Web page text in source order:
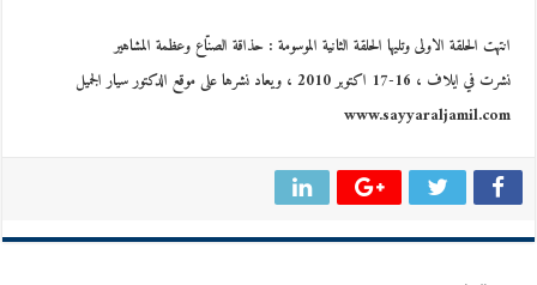
انتهت الحلقة الاولى وتليها الحلقة الثانية الموسومة : حذاقة الصنّاع وعظمة المشاهير
نشرت في ايلاف ، 16-17 اكتوبر 2010 ، ويعاد نشرها على موقع الدكتور سيار الجميل
www.sayyaraljamil.com